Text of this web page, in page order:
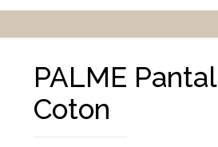
PALME
Coton